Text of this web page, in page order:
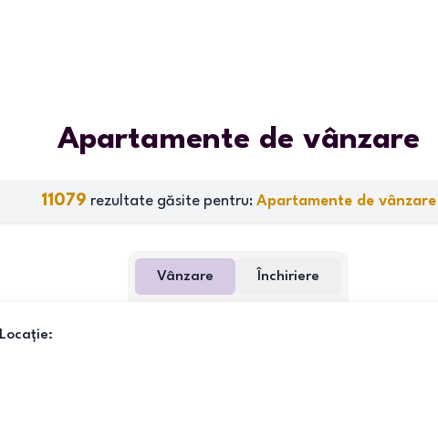
Apartamente de vânzare
11079 rezultate găsite pentru: Apartamente de vânzare
Vânzare Închiriere
Locație: